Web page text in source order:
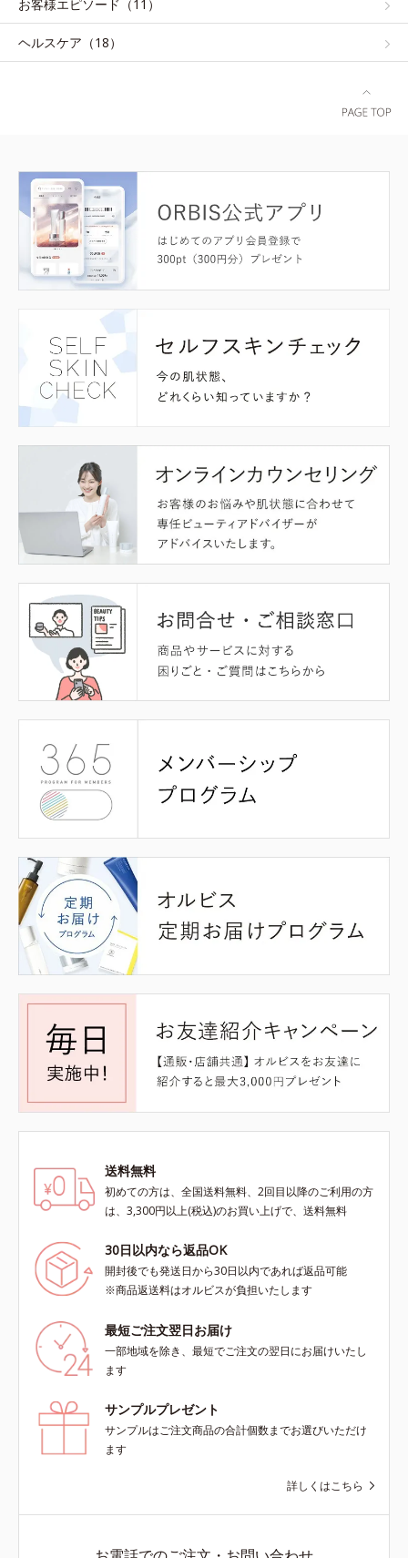
お客様エピソード（11）
ヘルスケア（18）
送料無料
初めての方は、全国送料無料、2回目以降のご利用の方
は、3,300円以上(税込)のお買い上げで、送料無料
30日以内なら返品OK
開封後でも発送日から30日以内であれば返品可能
※商品返送料はオルビスが負担いたします
最短ご注文翌日お届け
一部地域を除き、最短でご注文の翌日にお届けいたし
ます
サンプルプレゼント
サンプルはご注文商品の合計個数までお選びいただけ
ます
詳しくはこちら